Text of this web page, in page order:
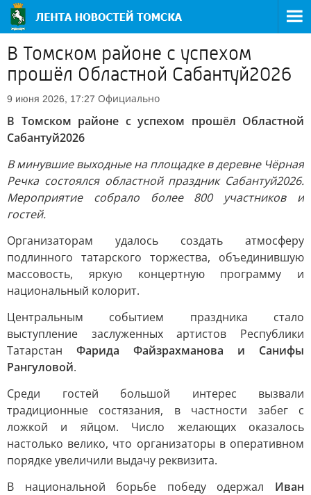
В Томском районе с успехом
прошёл Областной Сабантуй2026
9 июня 2026, 17:27 Официально
В Томском районе с успехом прошёл Областной
Сабантуй2026
В минувшие выходные на площадке в деревне Чёрная
Речка состоялся областной праздник Сабантуй2026.
Мероприятие собрало более 800 участников и
гостей.
Организаторам удалось создать атмосферу
подлинного татарского торжества, объединившую
массовость, яркую концертную программу и
национальный колорит.
Центральным событием праздника стало
выступление заслуженных артистов Республики
Татарстан Фарида Файзрахманова и Санифы
Рангуловой.
Среди гостей большой интерес вызвали
традиционные состязания, в частности забег с
ложкой и яйцом. Число желающих оказалось
настолько велико, что организаторы в оперативном
порядке увеличили выдачу реквизита.
В национальной борьбе победу одержал Иван